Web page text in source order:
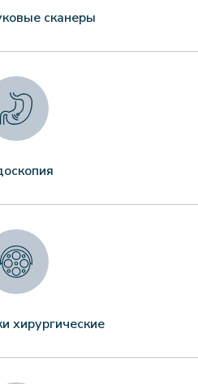
сканеры
хирургические